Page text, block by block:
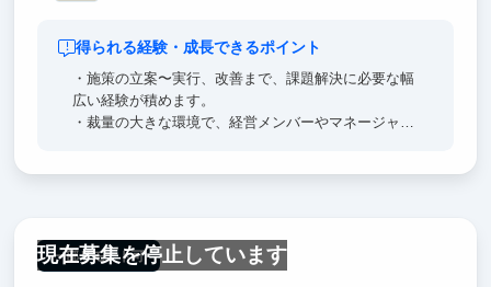
得られる経験・成長できるポイント
・施策の立案〜実行、改善まで、課題解決に必要な幅
広い経験が積めます。
・裁量の大きな環境で、経営メンバーやマネージャー
を恐れず何度でも挑戦できる環境があります。
現在募集を停止しています
一部リモート可